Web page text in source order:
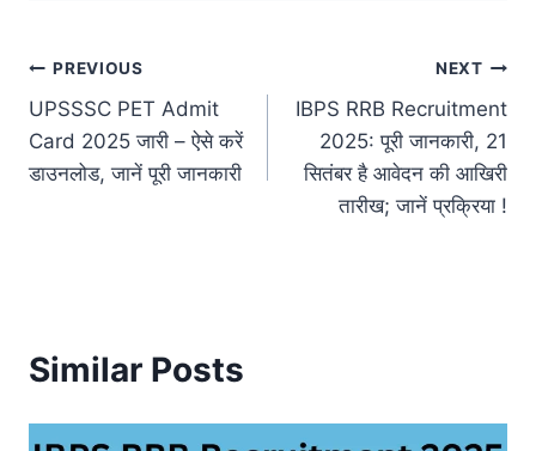
Post
navigation
PREVIOUS
UPSSSC PET Admit
Card 2025 जारी – ऐसे करें
डाउनलोड, जानें पूरी जानकारी
NEXT
IBPS RRB Recruitment
2025: पूरी जानकारी, 21
सितंबर है आवेदन की आखिरी
तारीख; जानें प्रक्रिया !
Similar Posts